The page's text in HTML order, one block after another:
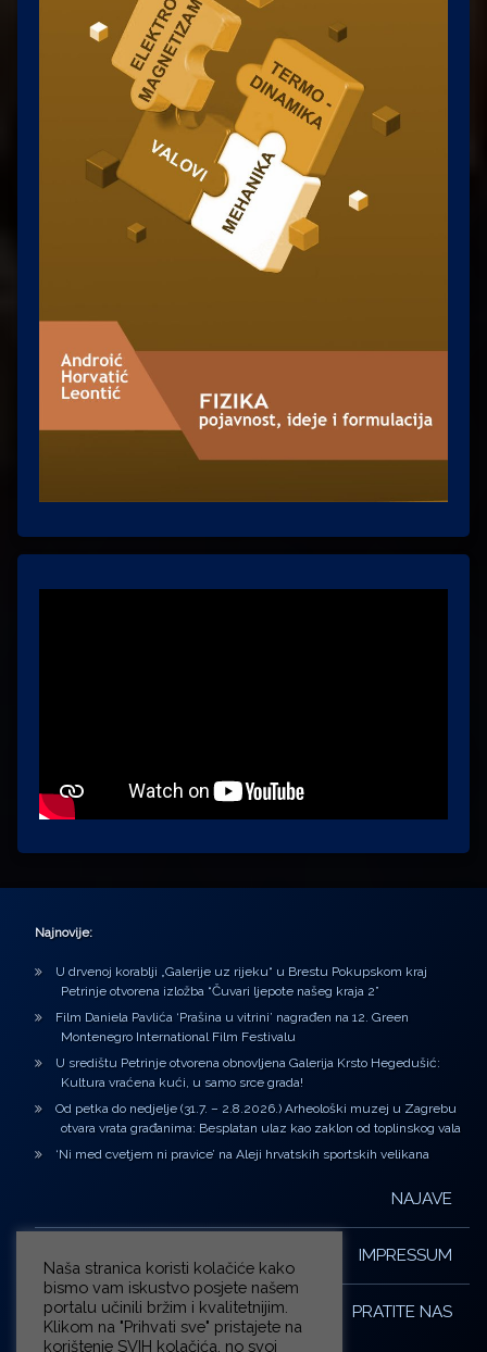
Najnovije:
U drvenoj korablji „Galerije uz rijeku“ u Brestu Pokupskom kraj
Petrinje otvorena izložba “Čuvari ljepote našeg kraja 2”
Film Daniela Pavlića ‘Prašina u vitrini’ nagrađen na 12. Green
Montenegro International Film Festivalu
U središtu Petrinje otvorena obnovljena Galerija Krsto Hegedušić:
Kultura vraćena kući, u samo srce grada!
Od petka do nedjelje (31.7. – 2.8.2026.) Arheološki muzej u Zagrebu
otvara vrata građanima: Besplatan ulaz kao zaklon od toplinskog vala
‘Ni med cvetjem ni pravice’ na Aleji hrvatskih sportskih velikana
NAJAVE
IMPRESSUM
PRATITE NAS
Naša stranica koristi kolačiće kako
bismo vam iskustvo posjete našem
portalu učinili bržim i kvalitetnijim.
Klikom na "Prihvati sve" pristajete na
korištenje SVIH kolačića, no svoj